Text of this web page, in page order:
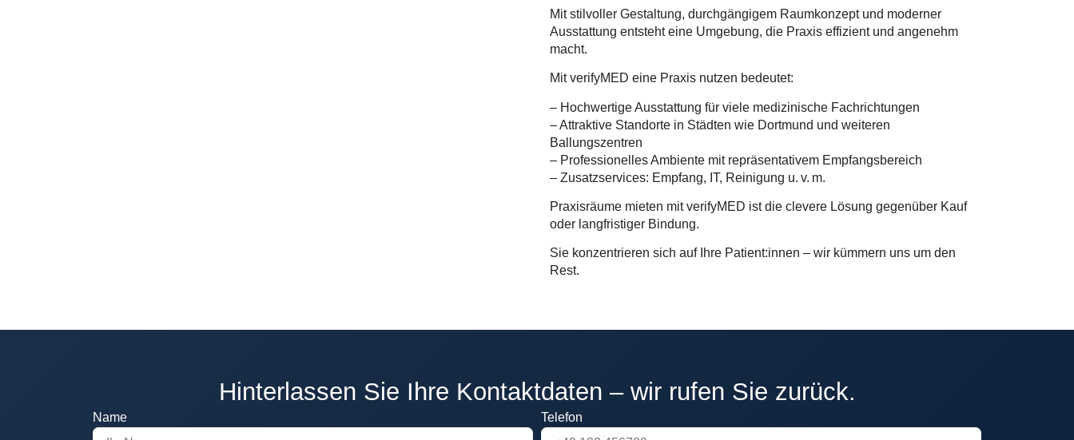
Mit stilvoller Gestaltung, durchgängigem Raumkonzept und moderner
Ausstattung entsteht eine Umgebung, die Praxis effizient und angenehm
macht.
Mit verifyMED eine Praxis nutzen bedeutet:
– Hochwertige Ausstattung für viele medizinische Fachrichtungen
– Attraktive Standorte in Städten wie Dortmund und weiteren
Ballungszentren
– Professionelles Ambiente mit repräsentativem Empfangsbereich
– Zusatzservices: Empfang, IT, Reinigung u. v. m.
Praxisräume mieten mit verifyMED ist die clevere Lösung gegenüber Kauf
oder langfristiger Bindung.
Sie konzentrieren sich auf Ihre Patient:innen – wir kümmern uns um den
Rest.
Hinterlassen Sie Ihre Kontaktdaten – wir rufen Sie zurück.
Name Telefon